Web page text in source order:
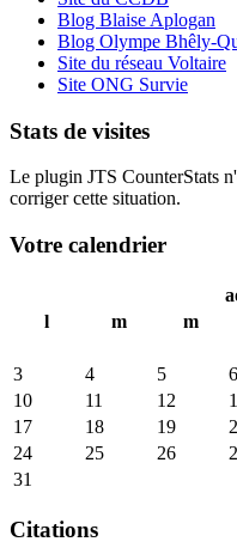
Blog Blaise Aplogan
Blog Olympe Bhêly-
Site du réseau Voltaire
Site ONG Survie
Stats de visites
Le plugin JTS CounterStats
corriger cette situation.
Votre calendrier
l
m m
3
4 5 6
10
11 12
17
18 19
24
25 26
31
Citations